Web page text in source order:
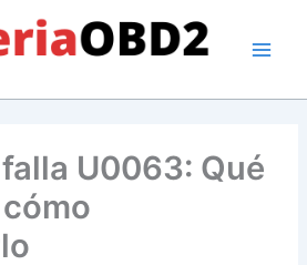
U0063: Qué